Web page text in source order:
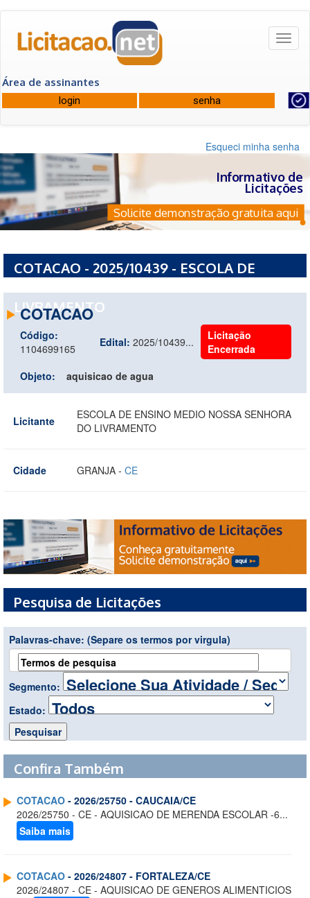
Área de assinantes
Esqueci minha senha
Informativo de
Licitações
Solicite demonstração gratuita aqui
COTACAO - 2025/10439 - ESCOLA DE
LIVRAMENTO
COTACAO
Código:
1104699165
Edital: 2025/10439...
Licitação
Encerrada
Objeto:
aquisicao de agua
Licitante
ESCOLA DE ENSINO MEDIO NOSSA SENHORA
DO LIVRAMENTO
Cidade GRANJA - CE
Pesquisa de Licitações
Palavras-chave: (Separe os termos por virgula)
Segmento:
Estado:
Confira Também
COTACAO - 2026/25750 - CAUCAIA/CE
2026/25750 - CE - AQUISICAO DE MERENDA ESCOLAR -6...
Saiba mais
COTACAO - 2026/24807 - FORTALEZA/CE
2026/24807 - CE - AQUISICAO DE GENEROS ALIMENTICIOS